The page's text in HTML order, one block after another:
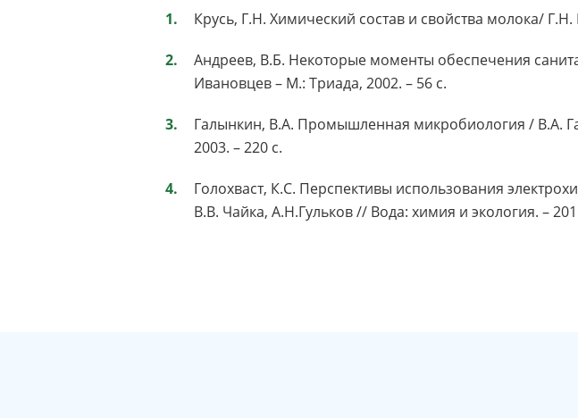
Крусь, Г.Н. Химический состав и свойства молока/
Андреев, В.Б. Некоторые моменты обеспечения
Ивановцев – М.: Триада, 2002. – 56 с.
Галынкин, В.А. Промышленная микробиология / В.А.
2003. – 220 с.
Голохваст, К.С. Перспективы использования
В.В. Чайка, А.Н.Гульков // Вода: химия и экология. –